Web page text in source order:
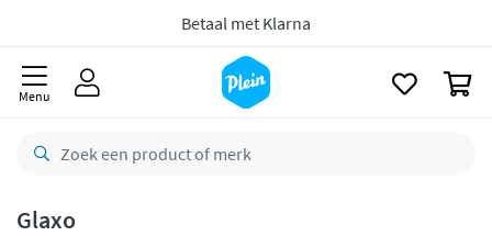
Betaal met Klarna
Menu
Glaxo